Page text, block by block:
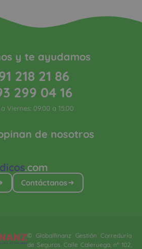
.com
Contáctanos
de nosotros
y te ayudamos
218 21 86
299 04 16
Viernes: 09:00 a 15:00
© Globalfinanz Gestión Correduría
de Seguros. Calle Caleruega, nº 102,